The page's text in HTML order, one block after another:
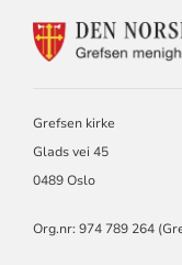
Grefsen kirke
Glads vei 45
0489 Oslo
Org.nr: 974 789 264